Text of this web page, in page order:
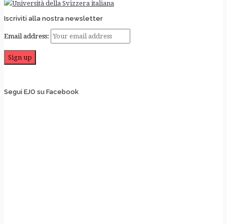
Iscriviti alla nostra newsletter
Email address:
Segui EJO su Facebook